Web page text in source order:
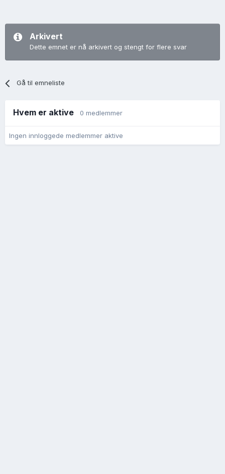
Arkivert
Dette emnet er nå arkivert og stengt for flere svar
Gå til emneliste
Hvem er aktive 0 medlemmer
Ingen innloggede medlemmer aktive